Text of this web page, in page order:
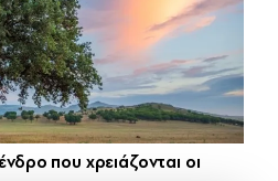
που χρειάζονται οι